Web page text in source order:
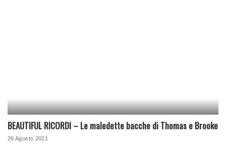
BEAUTIFUL RICORDI – Le maledette bacche di Thomas e Brooke
26 Agosto 2021